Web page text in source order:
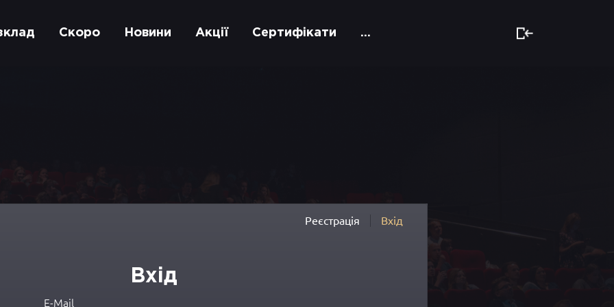
Скоро Новини Акції Сертифікати ...
Реєстрація Вхід
Вхід
E-Mail